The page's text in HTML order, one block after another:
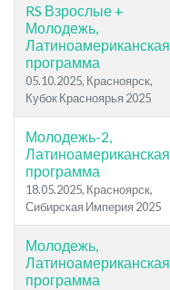
RS Взрослые +
Молодежь,
Латиноамериканская
программа
05.10.2025, Красноярск,
Кубок Красноярья 2025
Молодежь-2,
Латиноамериканская
программа
18.05.2025, Красноярск,
Сибирская Империя 2025
Молодежь,
Латиноамериканская
программа